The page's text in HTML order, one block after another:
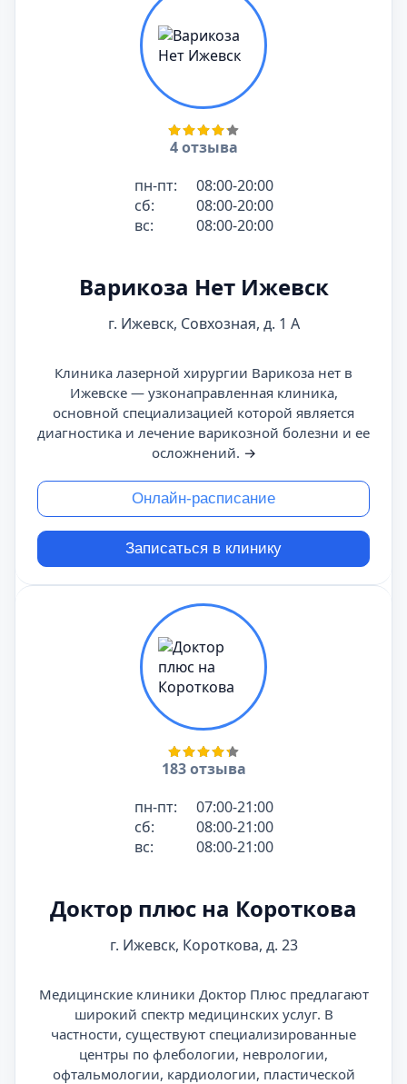
4 отзыва
пн-пт:
08:00-20:00
сб:
08:00-20:00
вс:
08:00-20:00
Варикоза Нет Ижевск
г. Ижевск, Совхозная, д. 1 А
Клиника лазерной хирургии Варикоза нет в
Ижевске — узконаправленная клиника,
основной специализацией которой является
диагностика и лечение варикозной болезни и ее
осложнений. →
Онлайн-расписание
Записаться в клинику
183 отзыва
пн-пт:
07:00-21:00
сб:
08:00-21:00
вс:
08:00-21:00
Доктор плюс на Короткова
г. Ижевск, Короткова, д. 23
Медицинские клиники Доктор Плюс предлагают
широкий спектр медицинских услуг. В
частности, существуют специализированные
центры по флебологии, неврологии,
офтальмологии, кардиологии, пластической